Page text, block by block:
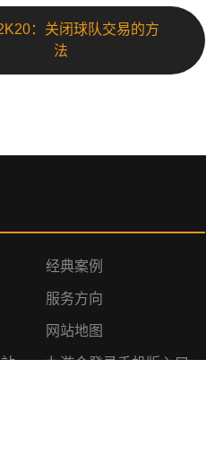
：关闭球队交易的方
法
经典案例
服务方向
网站地图
九游会登录手机版入口